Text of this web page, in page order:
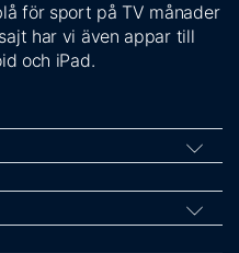
för sport på TV månader
har vi även appar till
och iPad.